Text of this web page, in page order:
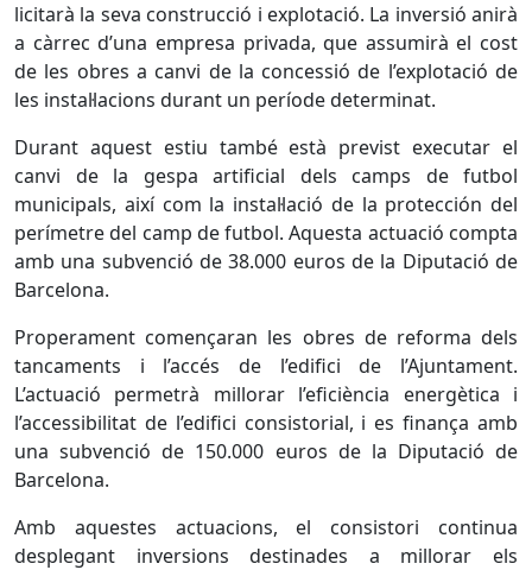
licitarà la seva construcció i explotació. La inversió anirà
a càrrec d’una empresa privada, que assumirà el cost
de les obres a canvi de la concessió de l’explotació de
les instal·lacions durant un període determinat.
Durant aquest estiu també està previst executar el
canvi de la gespa artificial dels camps de futbol
municipals, així com la instal·lació de la protección del
perímetre del camp de futbol. Aquesta actuació compta
amb una subvenció de 38.000 euros de la Diputació de
Barcelona.
Properament començaran les obres de reforma dels
tancaments i l’accés de l’edifici de l’Ajuntament.
L’actuació permetrà millorar l’eficiència energètica i
l’accessibilitat de l’edifici consistorial, i es finança amb
una subvenció de 150.000 euros de la Diputació de
Barcelona.
Amb aquestes actuacions, el consistori continua
desplegant inversions destinades a millorar els